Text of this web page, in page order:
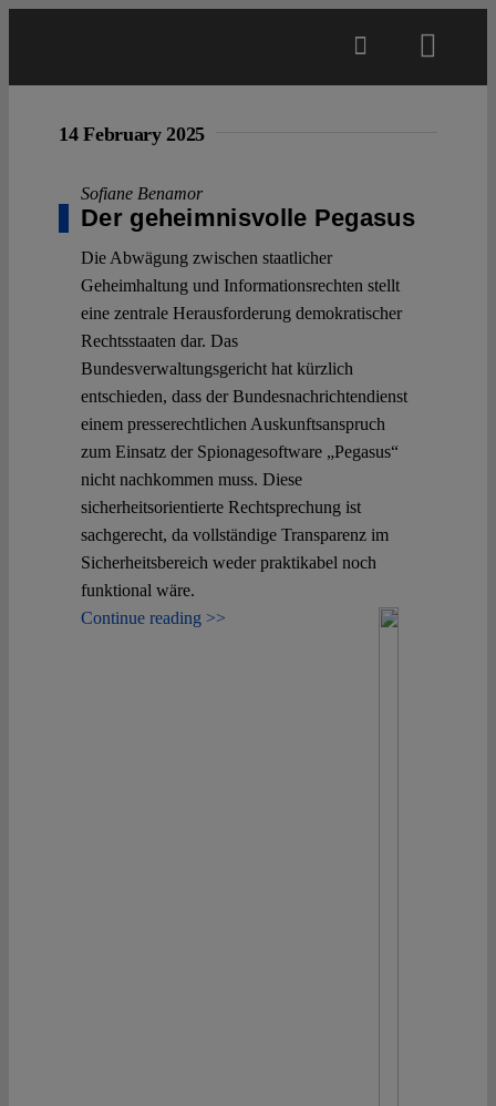
Projects
Authors
Spotlight
14 February 2025
Sofiane Benamor
Der geheimnisvolle Pegasus
Die Abwägung zwischen staatlicher
Geheimhaltung und Informationsrechten stellt
eine zentrale Herausforderung demokratischer
Rechtsstaaten dar. Das
Bundesverwaltungsgericht hat kürzlich
entschieden, dass der Bundesnachrichtendienst
einem presserechtlichen Auskunftsanspruch
zum Einsatz der Spionagesoftware „Pegasus“
nicht nachkommen muss. Diese
sicherheitsorientierte Rechtsprechung ist
sachgerecht, da vollständige Transparenz im
Sicherheitsbereich weder praktikabel noch
funktional wäre.
Continue reading >>